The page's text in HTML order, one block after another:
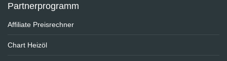
Partnerprogramm
Affiliate Preisrechner
Chart Heizöl